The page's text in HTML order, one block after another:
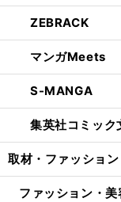
ZEBRACK
マンガMeets
S-MANGA
集英社コミック
取材・ファッション
ファッション・美